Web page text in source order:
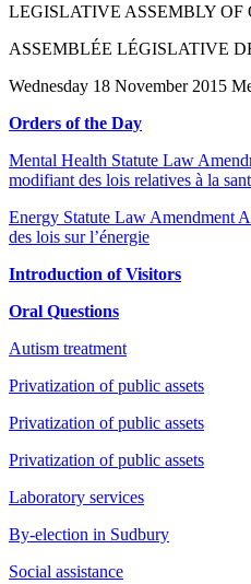
LEGISLATIVE ASSEMBLY OF
ASSEMBLÉE LÉGISLATIVE
Wednesday 18 November 2015
Orders of the Day
Mental Health Statute Law
modifiant des lois relatives à la
Energy Statute Law Amendment
des lois sur l’énergie
Introduction of Visitors
Oral Questions
Autism treatment
Privatization of public assets
Privatization of public assets
Privatization of public assets
Laboratory services
By-election in Sudbury
Social assistance